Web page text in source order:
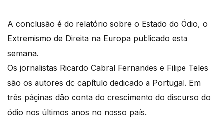
A conclusão é do relatório sobre o Estado do Ódio, o
Extremismo de Direita na Europa publicado esta
semana.
Os jornalistas Ricardo Cabral Fernandes e Filipe Teles
são os autores do capítulo dedicado a Portugal. Em
três páginas dão conta do crescimento do discurso do
ódio nos últimos anos no nosso país.